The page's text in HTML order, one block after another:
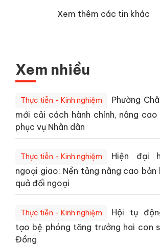
Xem thêm các tin khác
Xem nhiều
Thực tiễn - Kinh nghiệm
Phường
mới cải cách hành chính, nâng
phục vụ Nhân dân
Thực tiễn - Kinh nghiệm
Hiện đại
ngoại giao: Nền tảng nâng cao bản
quả đối ngoại
Thực tiễn - Kinh nghiệm
Hội tụ
tạo bệ phóng tăng trưởng hai con
Đồng